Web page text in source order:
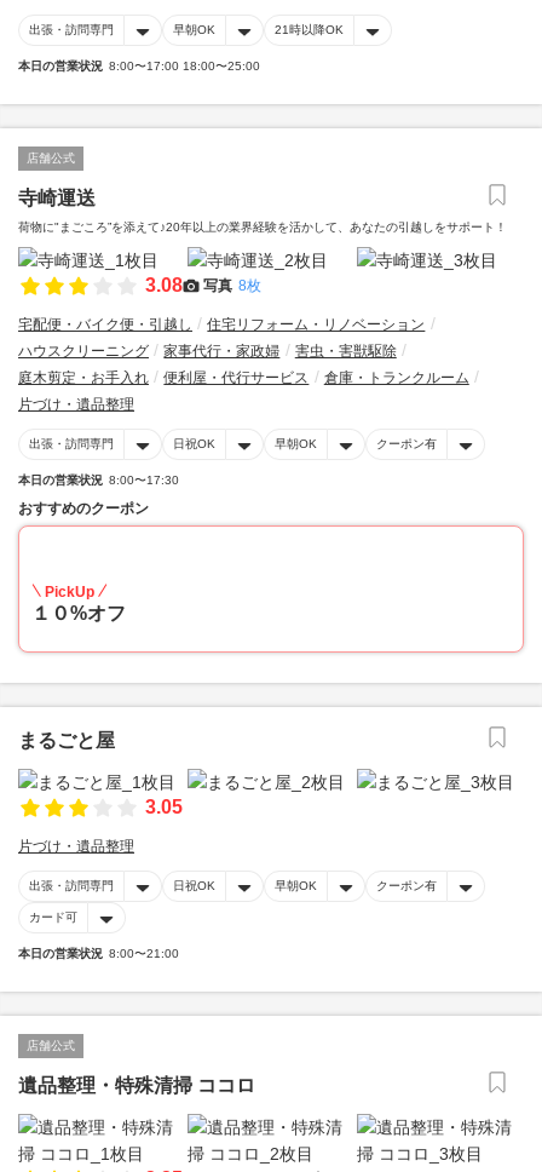
出張・訪問専門 早朝OK 21時以降OK
本日の営業状況 8:00〜17:00 18:00〜25:00
店舗公式
寺崎運送
荷物に"まごころ”を添えて♪20年以上の業界経験を活かして、あなたの引越しをサポート！
3.08 写真 8枚
宅配便・バイク便・引越し
住宅リフォーム・リノベーション
ハウスクリーニング
家事代行・家政婦
害虫・害獣駆除
庭木剪定・お手入れ
便利屋・代行サービス
倉庫・トランクルーム
片づけ・遺品整理
出張・訪問専門 日祝OK 早朝OK クーポン有
本日の営業状況 8:00〜17:30
おすすめのクーポン
PickUp
１０%オフ
まるごと屋
3.05
片づけ・遺品整理
出張・訪問専門 日祝OK 早朝OK クーポン有
カード可
本日の営業状況 8:00〜21:00
店舗公式
遺品整理・特殊清掃 ココロ